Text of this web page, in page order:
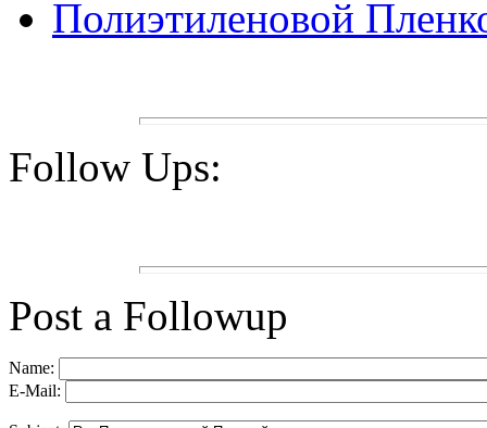
Полиэтиленовой
Follow Ups:
Post a Followup
Name:
E-Mail: